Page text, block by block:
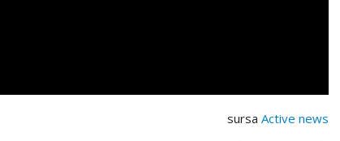
sursa Active news